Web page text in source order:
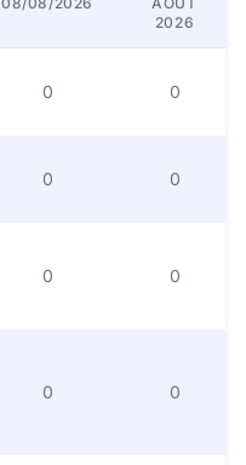
2026
0 0
0 0
0 0
0 0